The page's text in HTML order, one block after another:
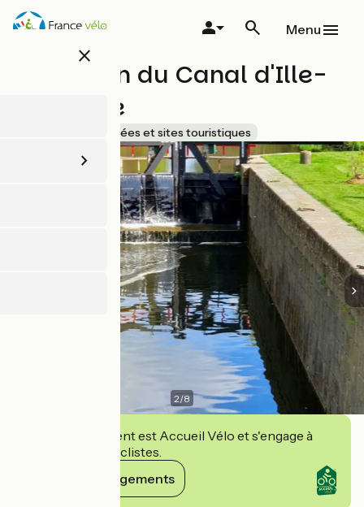
Aller
au
close
Menu
La Maison du Canal d'Ille-
et-Rance
Musées et sites touristiques
2/8
Cet établissement est Accueil Vélo et s'engage à
accueillir des cyclistes.
Voir ses engagements